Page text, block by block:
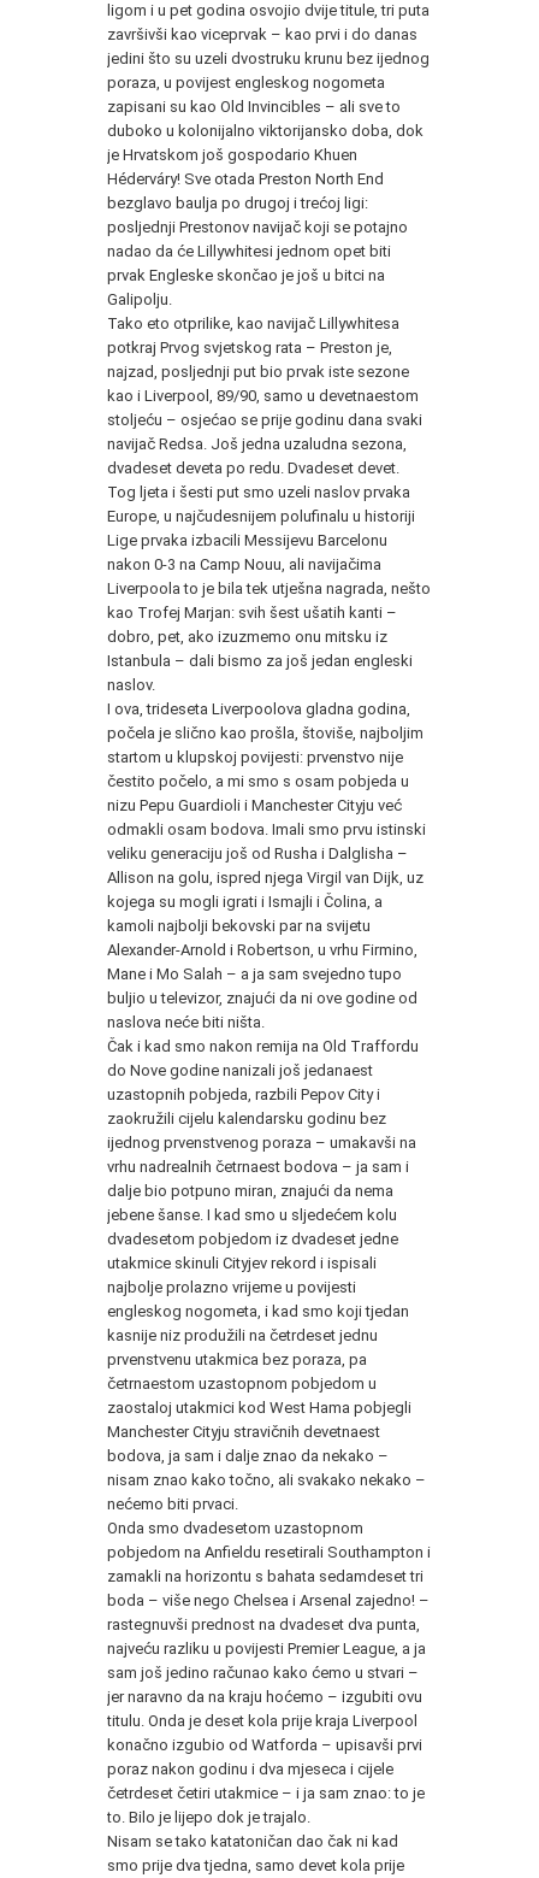
ligom i u pet godina osvojio dvije titule, tri puta
završivši kao viceprvak – kao prvi i do danas
jedini što su uzeli dvostruku krunu bez ijednog
poraza, u povijest engleskog nogometa
zapisani su kao Old Invincibles – ali sve to
duboko u kolonijalno viktorijansko doba, dok
je Hrvatskom još gospodario Khuen
Héderváry! Sve otada Preston North End
bezglavo baulja po drugoj i trećoj ligi:
posljednji Prestonov navijač koji se potajno
nadao da će Lillywhitesi jednom opet biti
prvak Engleske skončao je još u bitci na
Galipolju.
Tako eto otprilike, kao navijač Lillywhitesa
potkraj Prvog svjetskog rata – Preston je,
najzad, posljednji put bio prvak iste sezone
kao i Liverpool, 89/90, samo u devetnaestom
stoljeću – osjećao se prije godinu dana svaki
navijač Redsa. Još jedna uzaludna sezona,
dvadeset deveta po redu. Dvadeset devet.
Tog ljeta i šesti put smo uzeli naslov prvaka
Europe, u najčudesnijem polufinalu u historiji
Lige prvaka izbacili Messijevu Barcelonu
nakon 0-3 na Camp Nouu, ali navijačima
Liverpoola to je bila tek utješna nagrada, nešto
kao Trofej Marjan: svih šest ušatih kanti –
dobro, pet, ako izuzmemo onu mitsku iz
Istanbula – dali bismo za još jedan engleski
naslov.
I ova, trideseta Liverpoolova gladna godina,
počela je slično kao prošla, štoviše, najboljim
startom u klupskoj povijesti: prvenstvo nije
čestito počelo, a mi smo s osam pobjeda u
nizu Pepu Guardioli i Manchester Cityju već
odmakli osam bodova. Imali smo prvu istinski
veliku generaciju još od Rusha i Dalglisha –
Allison na golu, ispred njega Virgil van Dijk, uz
kojega su mogli igrati i Ismajli i Čolina, a
kamoli najbolji bekovski par na svijetu
Alexander-Arnold i Robertson, u vrhu Firmino,
Mane i Mo Salah – a ja sam svejedno tupo
buljio u televizor, znajući da ni ove godine od
naslova neće biti ništa.
Čak i kad smo nakon remija na Old Traffordu
do Nove godine nanizali još jedanaest
uzastopnih pobjeda, razbili Pepov City i
zaokružili cijelu kalendarsku godinu bez
ijednog prvenstvenog poraza – umakavši na
vrhu nadrealnih četrnaest bodova – ja sam i
dalje bio potpuno miran, znajući da nema
jebene šanse. I kad smo u sljedećem kolu
dvadesetom pobjedom iz dvadeset jedne
utakmice skinuli Cityjev rekord i ispisali
najbolje prolazno vrijeme u povijesti
engleskog nogometa, i kad smo koji tjedan
kasnije niz produžili na četrdeset jednu
prvenstvenu utakmica bez poraza, pa
četrnaestom uzastopnom pobjedom u
zaostaloj utakmici kod West Hama pobjegli
Manchester Cityju stravičnih devetnaest
bodova, ja sam i dalje znao da nekako –
nisam znao kako točno, ali svakako nekako –
nećemo biti prvaci.
Onda smo dvadesetom uzastopnom
pobjedom na Anfieldu resetirali Southampton i
zamakli na horizontu s bahata sedamdeset tri
boda – više nego Chelsea i Arsenal zajedno! –
rastegnuvši prednost na dvadeset dva punta,
najveću razliku u povijesti Premier League, a ja
sam još jedino računao kako ćemo u stvari –
jer naravno da na kraju hoćemo – izgubiti ovu
titulu. Onda je deset kola prije kraja Liverpool
konačno izgubio od Watforda – upisavši prvi
poraz nakon godinu i dva mjeseca i cijele
četrdeset četiri utakmice – i ja sam znao: to je
to. Bilo je lijepo dok je trajalo.
Nisam se tako katatoničan dao čak ni kad
smo prije dva tjedna, samo devet kola prije